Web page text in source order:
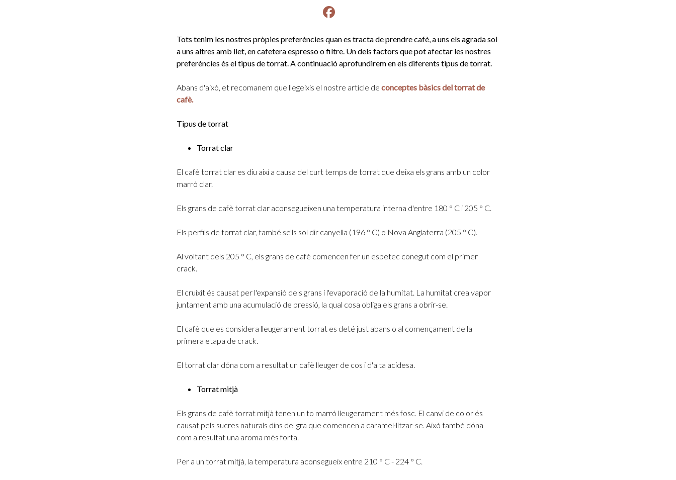
Tots tenim les nostres pròpies preferències quan es tracta de prendre cafè, a uns els agrada sol
a uns altres amb llet, en cafetera espresso o filtre. Un dels factors que pot afectar les nostres
preferències és el tipus de torrat. A continuació aprofundirem en els diferents tipus de torrat.
Abans d'això, et recomanem que llegeixis el nostre article de conceptes bàsics del torrat de
cafè.
Tipus de torrat
Torrat clar
El cafè torrat clar es diu així a causa del curt temps de torrat que deixa els grans amb un color
marró clar.
Els grans de cafè torrat clar aconsegueixen una temperatura interna d'entre 180 ° C i 205 ° C.
Els perfils de torrat clar, també se'ls sol dir canyella (196 ° C) o Nova Anglaterra (205 ° C).
Al voltant dels 205 ° C, els grans de cafè comencen fer un espetec conegut com el primer
crack.
El cruixit és causat per l'expansió dels grans i l'evaporació de la humitat. La humitat crea vapor
juntament amb una acumulació de pressió, la qual cosa obliga els grans a obrir-se.
El cafè que es considera lleugerament torrat es deté just abans o al començament de la
primera etapa de crack.
El torrat clar dóna com a resultat un cafè lleuger de cos i d'alta acidesa.
Torrat mitjà
Els grans de cafè torrat mitjà tenen un to marró lleugerament més fosc. El canvi de color és
causat pels sucres naturals dins del gra que comencen a caramel·litzar-se. Això també dóna
com a resultat una aroma més forta.
Per a un torrat mitjà, la temperatura aconsegueix entre 210 ° C - 224 ° C.